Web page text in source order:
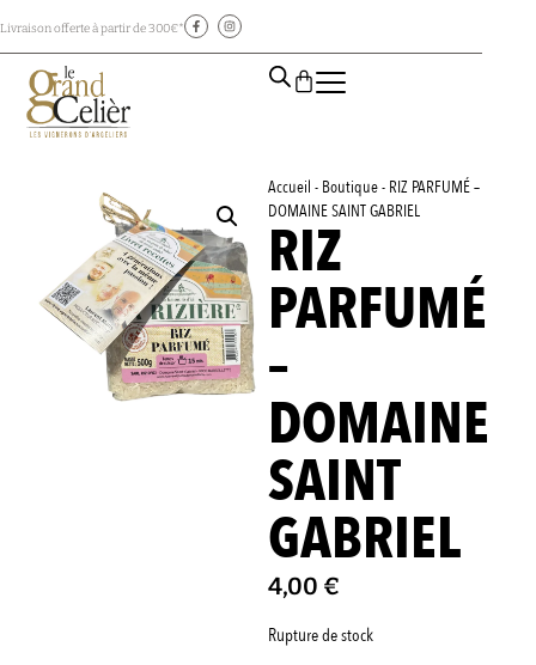
Livraison offerte à partir de 300€*
Accueil - Boutique- RIZ PARFUMÉ –
DOMAINE SAINT GABRIEL
RIZ
PARFUMÉ
–
DOMAINE
SAINT
GABRIEL
4,00 €
Rupture de stock